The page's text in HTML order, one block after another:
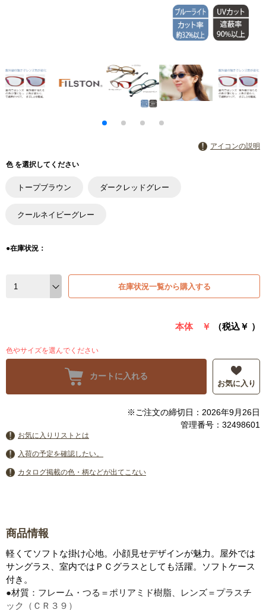
アイコンの説明
色 を選択してください
トープブラウン ダークレッドグレー
クールネイビーグレー
●在庫状況：
在庫状況一覧から購入する
本体 ￥ （税込￥ ）
色やサイズを選んでください
カートに入れる
お気に入り
※ご注文の締切日：2026年9月26日
管理番号：32498601
お気に入りリストとは
入荷の予定を確認したい。
カタログ掲載の色・柄などが出てこない
商品情報
軽くてソフトな掛け心地。小顔見せデザインが魅力。屋外では
サングラス、室内ではＰＣグラスとしても活躍。ソフトケース
付き。
●材質：フレーム・つる＝ポリアミド樹脂、レンズ＝プラスチ
ック（ＣＲ３９）